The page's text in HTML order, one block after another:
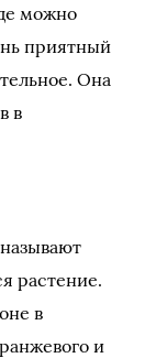
можно
приятный
Она
в
растение.
в
и